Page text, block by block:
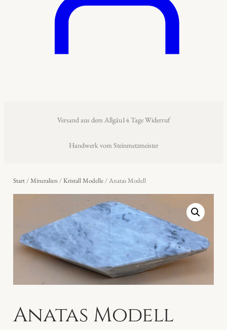
Versand aus dem Allgäu14 Tage Widerruf
Handwerk vom Steinmetzmeister
Start/Mineralien/Kristall Modelle/ Anatas Modell
Anatas Modell